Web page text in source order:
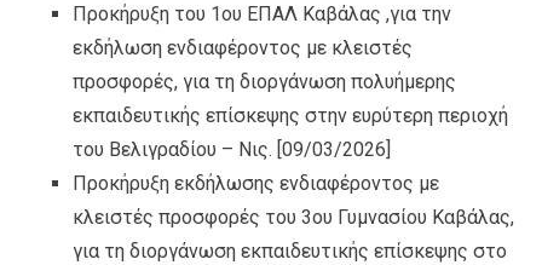
Προκήρυξη του 1ου ΕΠΑΛ Καβάλας ,για την
εκδήλωση ενδιαφέροντος με κλειστές
προσφορές, για τη διοργάνωση πολυήμερης
εκπαιδευτικής επίσκεψης στην ευρύτερη περιοχή
του Βελιγραδίου – Νις. [09/03/2026]
Προκήρυξη εκδήλωσης ενδιαφέροντος με
κλειστές προσφορές του 3ου Γυμνασίου Καβάλας,
για τη διοργάνωση εκπαιδευτικής επίσκεψης στο